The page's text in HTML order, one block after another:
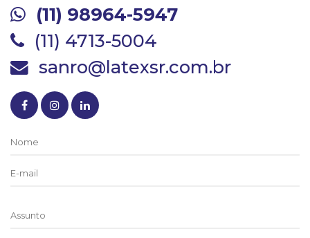
(11) 98964-5947
(11) 4713-5004
sanro@latexsr.com.br